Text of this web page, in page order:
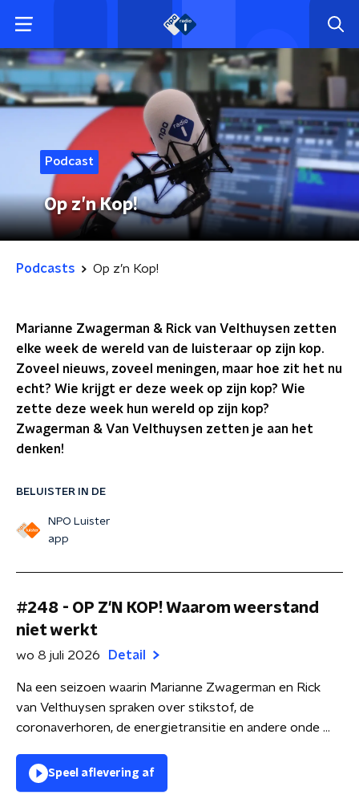
Podcast
Op z’n Kop!
Podcasts Op z’n Kop!
Marianne Zwagerman & Rick van Velthuysen zetten
elke week de wereld van de luisteraar op zijn kop.
Zoveel nieuws, zoveel meningen, maar hoe zit het nu
echt? Wie krijgt er deze week op zijn kop? Wie
zette deze week hun wereld op zijn kop?
Zwagerman & Van Velthuysen zetten je aan het
denken!
BELUISTER IN DE
NPO Luister
app
#248 - OP Z'N KOP! Waarom weerstand
niet werkt
wo 8 juli 2026 Detail
Na een seizoen waarin Marianne Zwagerman en Rick
van Velthuysen spraken over stikstof, de
coronaverhoren, de energietransitie en andere onde ...
Speel aflevering af